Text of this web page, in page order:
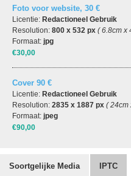
Foto voor website, 30 €
Licentie: Redactioneel Gebruik
Resolution: 800 x 532 px ( 6.8cm x
Formaat: jpg
€30,00
Cover 90 €
Licentie: Redactioneel Gebruik
Resolution: 2835 x 1887 px ( 24cm
Formaat: jpeg
€90,00
Soortgelijke Media IPTC